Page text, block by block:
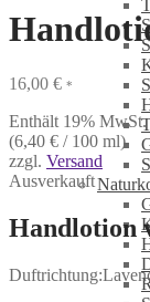
16,00 € *
Enthält 19% MwSt.
(6,40 € / 100 ml)
zzgl. Versand
Ausverkauft
Handlotion